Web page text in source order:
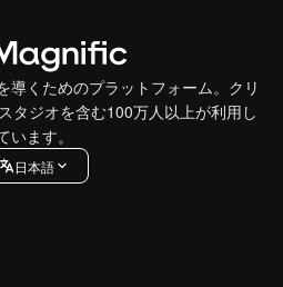
導くためのプラットフォーム。クリ
タジオを含む100万人以上が利用し
います。
日本語